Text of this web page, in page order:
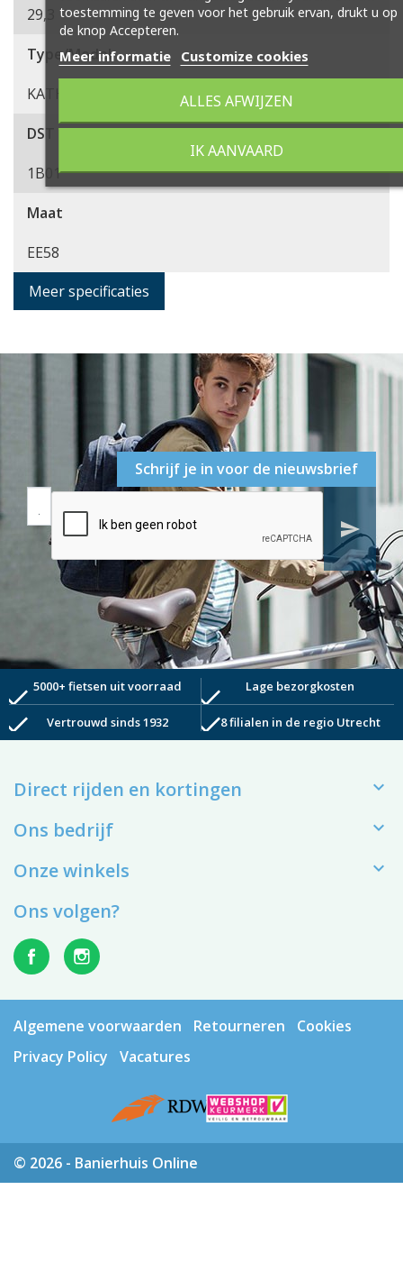
29,3
Type/Model
KATHMANDU HYBRID ONE
DST Groepcode
1B01
Maat
EE58
Meer specificaties
Schrijf je in voor de nieuwsbrief
send
check5000+ fietsen uit voorraad check Lage bezorgkosten
check Vertrouwd sinds 1932 check8 filialen in de regio Utrecht
Direct rijden en kortingen 
Ons bedrijf 
Onze winkels 
toestemming te geven voor het gebruik ervan, drukt u op
de knop Accepteren.
Meer informatie Customize cookies
ALLES AFWIJZEN
IK AANVAARD
Ons volgen?
Algemene voorwaarden Retourneren
Cookies
Privacy Policy
Vacatures
© 2026 - Banierhuis Online